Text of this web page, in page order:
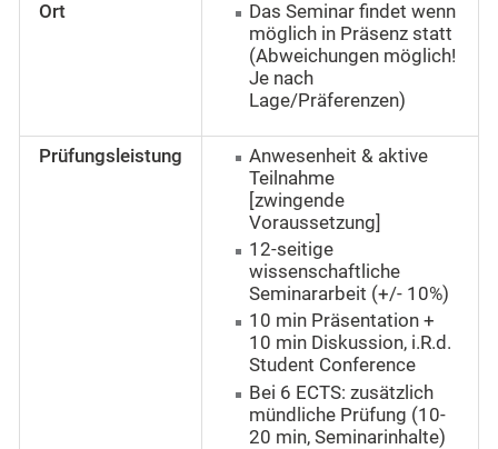
Ort
Das Seminar findet wenn
möglich in Präsenz statt
(Abweichungen möglich!
Je nach
Lage/Präferenzen)
Prüfungsleistung
Anwesenheit & aktive
Teilnahme
[zwingende
Voraussetzung]
12-seitige
wissenschaftliche
Seminararbeit (+/- 10%)
10 min Präsentation +
10 min Diskussion, i.R.d.
Student Conference
Bei 6 ECTS: zusätzlich
mündliche Prüfung (10-
20 min, Seminarinhalte)